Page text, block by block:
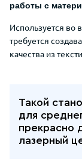
работы с
Используется во
требуется
качества из
Такой
для
прекрасно
лазерный